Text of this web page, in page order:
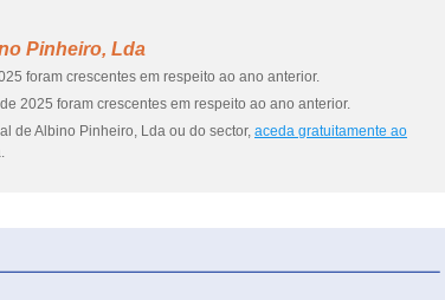
Pinheiro, Lda
foram crescentes em respeito ao ano anterior.
2025 foram crescentes em respeito ao ano anterior.
de Albino Pinheiro, Lda ou do sector, aceda gratuitamente ao